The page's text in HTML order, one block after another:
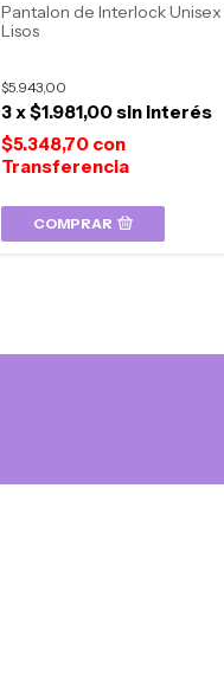
Pantalon de Interlock Unisex
Lisos
$5.943,00
$5.348,70 con
3x$1.981,00sin interés
COMPRAR